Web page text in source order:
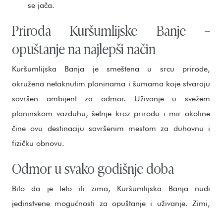
se jača.
Priroda Kuršumlijske Banje –
opuštanje na najlepši način
Kuršumlijska Banja je smeštena u srcu prirode,
okružena netaknutim planinama i šumama koje stvaraju
savršen ambijent za odmor. Uživanje u svežem
planinskom vazduhu, šetnje kroz prirodu i mir okoline
čine ovu destinaciju savršenim mestom za duhovnu i
fizičku obnovu.
Odmor u svako godišnje doba
Bilo da je leto ili zima, Kuršumlijska Banja nudi
jedinstvene mogućnosti za opuštanje i uživanje. Zimi,